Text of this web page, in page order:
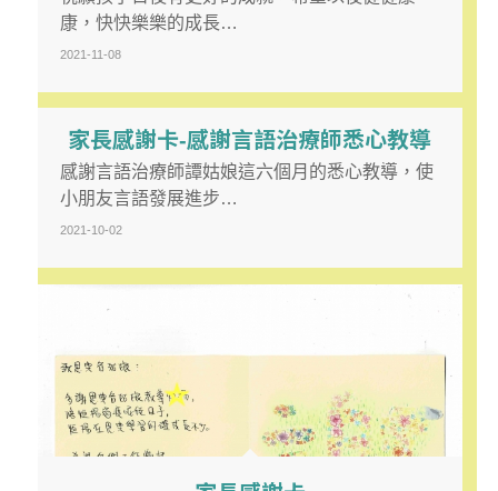
康，快快樂樂的成長…
2021-11-08
家長感謝卡-感謝言語治療師悉心教導
感謝言語治療師譚姑娘這六個月的悉心教導，使
小朋友言語發展進步…
2021-10-02